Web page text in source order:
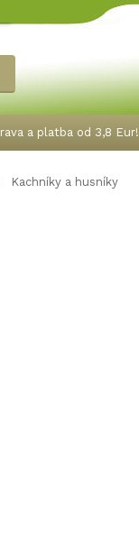
a platba od 3,8 Eur!
Kachníky a husníky